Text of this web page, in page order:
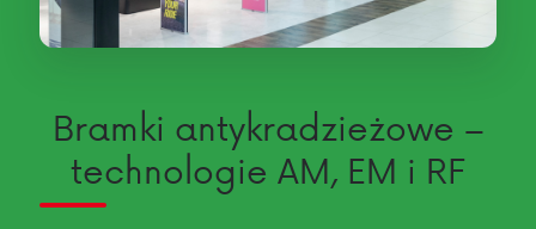
Bramki antykradzieżowe –
technologie AM, EM i RF